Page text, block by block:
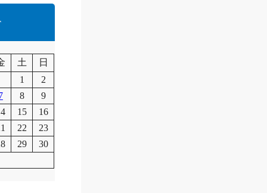
土
日
1
2
8
9
15
16
22
23
29 30